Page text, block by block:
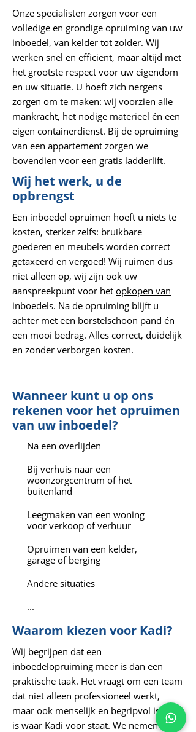
Onze specialisten zorgen voor een
volledige en grondige opruiming van uw
inboedel, van kelder tot zolder. Wij
werken snel en efficiënt, maar altijd met
het grootste respect voor uw eigendom
en uw situatie. U hoeft zich nergens
zorgen om te maken: wij voorzien alle
mankracht, het nodige materieel én een
eigen containerdienst. Bij de opruiming
van een appartement zorgen we
bovendien voor een gratis ladderlift.
Wij het werk, u de
opbrengst
Een inboedel opruimen hoeft u niets te
kosten, sterker zelfs: bruikbare
goederen en meubels worden correct
getaxeerd en vergoed! Wij ruimen dus
niet alleen op, wij zijn ook uw
aanspreekpunt voor het opkopen van
inboedels. Na de opruiming blijft u
achter met een borstelschoon pand én
een mooi bedrag. Alles correct, duidelijk
en zonder verborgen kosten.
Wanneer kunt u op ons
rekenen voor het opruimen
van uw inboedel?
Na een overlijden
Bij verhuis naar een
woonzorgcentrum of het
buitenland
Leegmaken van een woning
voor verkoop of verhuur
Opruimen van een kelder,
garage of berging
Andere situaties
...
Waarom kiezen voor Kadi?
Wij begrijpen dat een
inboedelopruiming meer is dan een
praktische taak. Het vraagt om een team
dat niet alleen professioneel werkt,
maar ook menselijk en begripvol is. Dat
is waar Kadi voor staat. We nemen de